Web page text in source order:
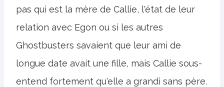
pas qui est la mère de Callie, l'état de leur
relation avec Egon ou si les autres
Ghostbusters savaient que leur ami de
longue date avait une fille, mais Callie sous-
entend fortement qu'elle a grandi sans père.